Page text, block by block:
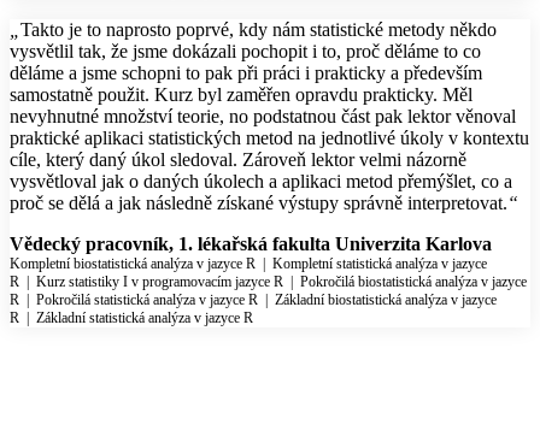
Takto je to naprosto poprvé, kdy nám statistické metody někdo
vysvětlil tak, že jsme dokázali pochopit i to, proč děláme to co
děláme a jsme schopni to pak při práci i prakticky a především
samostatně použit. Kurz byl zaměřen opravdu prakticky. Měl
nevyhnutné množství teorie, no podstatnou část pak lektor věnoval
praktické aplikaci statistických metod na jednotlivé úkoly v kontextu
cíle, který daný úkol sledoval. Zároveň lektor velmi názorně
vysvětloval jak o daných úkolech a aplikaci metod přemýšlet, co a
proč se dělá a jak následně získané výstupy správně interpretovat.“
Vědecký pracovník, 1. lékařská fakulta Univerzita Karlova
Kompletní biostatistická analýza v jazyce R | Kompletní statistická analýza v jazyce
R | Kurz statistiky I v programovacím jazyce R | Pokročilá biostatistická analýza v jazyce
R | Pokročilá statistická analýza v jazyce R | Základní biostatistická analýza v jazyce
R | Základní statistická analýza v jazyce R